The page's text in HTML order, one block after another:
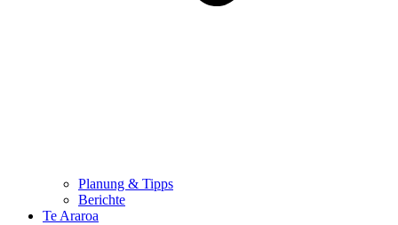
Planung & Tipps
Berichte
Te Araroa